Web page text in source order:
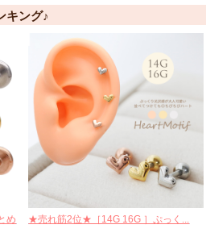
キング♪
め
★売れ筋2位★［14G 16G ］ぷっく...